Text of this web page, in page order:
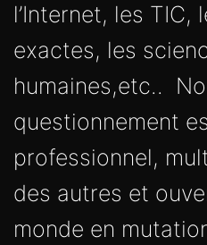
l’Internet, les TIC,
exactes, les
humaines,etc..
questionnement
professionnel,
des autres et
monde en